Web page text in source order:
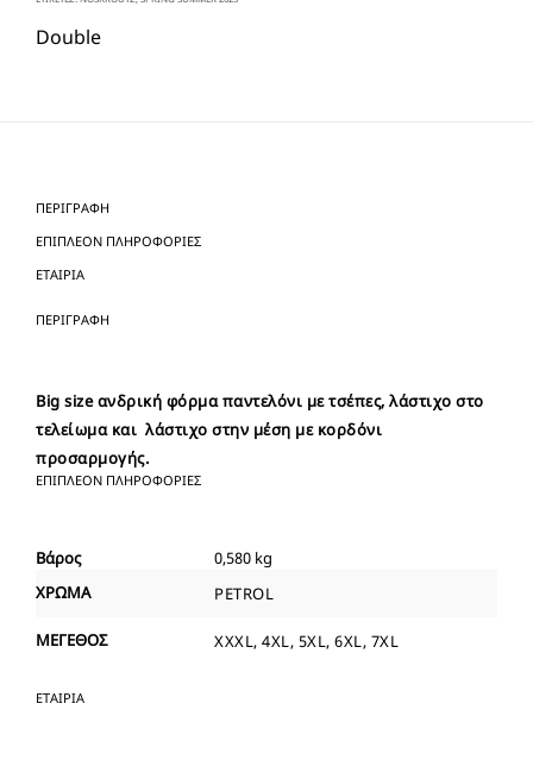
Double
ΠΕΡΙΓΡΑΦΉ
ΕΠΙΠΛΈΟΝ ΠΛΗΡΟΦΟΡΊΕΣ
ΕΤΑΙΡΊΑ
ΠΕΡΙΓΡΑΦΉ
Big size ανδρική φόρμα παντελόνι με τσέπες, λάστιχο στο
τελείωμα και λάστιχο στην μέση με κορδόνι
προσαρμογής.
ΕΠΙΠΛΈΟΝ ΠΛΗΡΟΦΟΡΊΕΣ
Βάρος
0,580 kg
ΧΡΩΜΑ
PETROL
ΜΕΓΕΘΟΣ XXXL, 4XL, 5XL, 6XL, 7XL
ΕΤΑΙΡΊΑ